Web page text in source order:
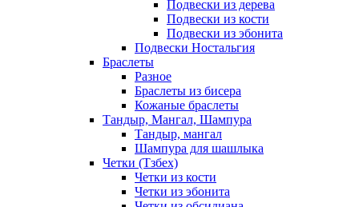
Подвески из дерева
Подвески из кости
Подвески из эбонита
Подвески Ностальгия
Браслеты
Разное
Браслеты из бисера
Кожаные браслеты
Тандыр, Мангал, Шампура
Тандыр, мангал
Шампура для шашлыка
Четки (Тзбех)
Четки из кости
Четки из эбонита